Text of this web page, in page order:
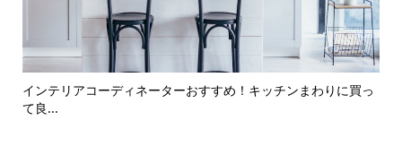
インテリアコーディネーターおすすめ！キッチンまわりに買っ
て良...